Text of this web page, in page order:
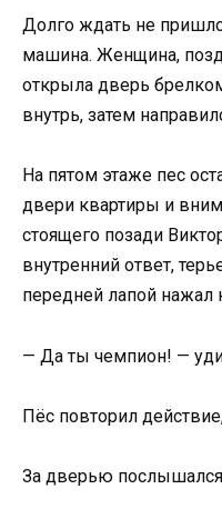
Долго ждать не
машина. Женщина,
открыла дверь
внутрь, затем
На пятом этаже пес
двери квартиры и
стоящего позади
внутренний ответ,
передней лапой нажал
— Да ты чемпион! —
Пёс повторил
За дверью послышался